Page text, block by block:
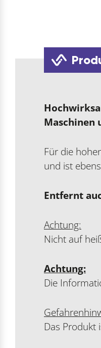
Maschinen
Für die
und ist
Entfernt
Achtung:
Nicht auf
Achtung:
Die
Das Produkt